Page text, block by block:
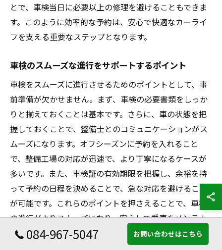
とで、車検当日に必要以上の修理を避けることもできま
す。このように効率的な予約は、安心で快適なカーライ
フを支える重要なステップとなります。
車検のスムーズな進行をサポートするポイント
車検をスムーズに進行させるためのポイントとして、事
前準備が欠かせません。まず、車検の必要書類をしっか
りと揃えておくことは基本です。さらに、車の状態を把
握しておくことで、整備士とのコミュニケーションがス
ムーズになります。オフシーズンに予約を入れること
で、整備工場の対応が迅速で、より丁寧になるケースが
多いです。また、車検証の有効期限を把握し、余裕を持
って予約の日程を決めることで、急な対応を避けること
が可能です。これらのポイントを押さえることで、車検
の進行がよりスムーズになり、安心して愛車をメンテナ
ンスすることができます。次回の車検でもこれらのポイ
ントを活用し、効率的かつストレスのないカーライフを
084-967-5047 お問い合わせはこちら